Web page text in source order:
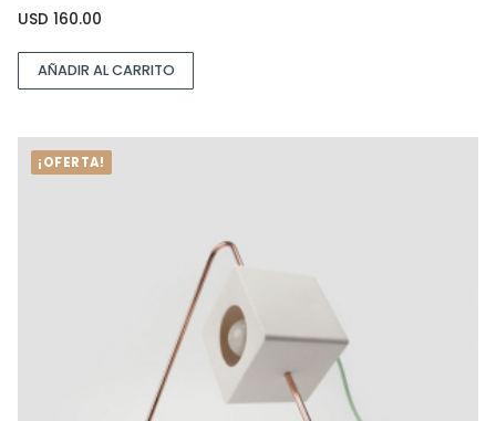
USD 160.00
AÑADIR AL CARRITO
¡OFERTA!